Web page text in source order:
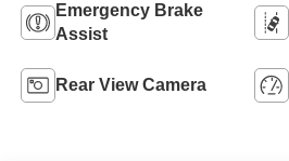
Emergency Brake
Assist
Rear View Camera